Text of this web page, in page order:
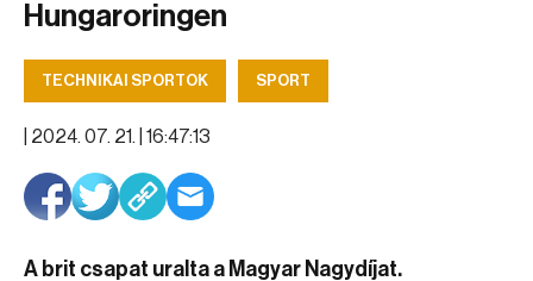
Hungaroringen
TECHNIKAI SPORTOK SPORT
2024. 07. 21. | 16:47:13
A brit csapat uralta a Magyar Nagydíjat.